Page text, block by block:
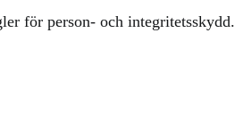
för person- och integritetsskydd.